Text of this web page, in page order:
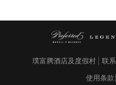
璞富腾酒店及度假村 联
使用条款